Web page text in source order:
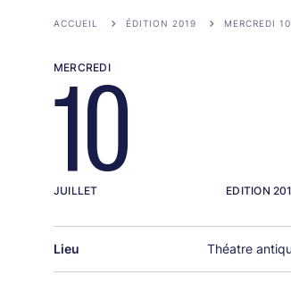
ACCUEIL ÉDITION 2019 MERCREDI
MERCREDI
10
JUILLET EDITION
Lieu Théatre